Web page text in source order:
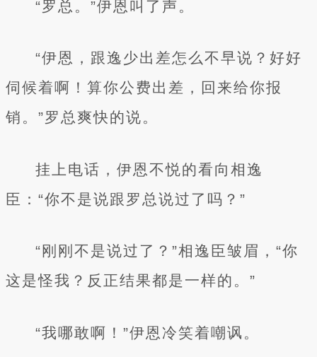
“罗总。”伊恩叫了声。
“伊恩，跟逸少出差怎么不早说？好好
伺候着啊！算你公费出差，回来给你报
销。”罗总爽快的说。
挂上电话，伊恩不悦的看向相逸
臣：“你不是说跟罗总说过了吗？”
“刚刚不是说过了？”相逸臣皱眉，“你
这是怪我？反正结果都是一样的。”
“我哪敢啊！”伊恩冷笑着嘲讽。